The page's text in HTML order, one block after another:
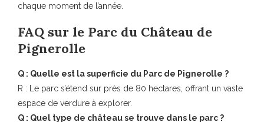
chaque moment de l’année.
FAQ sur le Parc du Château de
Pignerolle
Q : Quelle est la superficie du Parc de Pignerolle ?
R : Le parc s’étend sur près de 80 hectares, offrant un vaste
espace de verdure à explorer.
Q : Quel type de château se trouve dans le parc ?